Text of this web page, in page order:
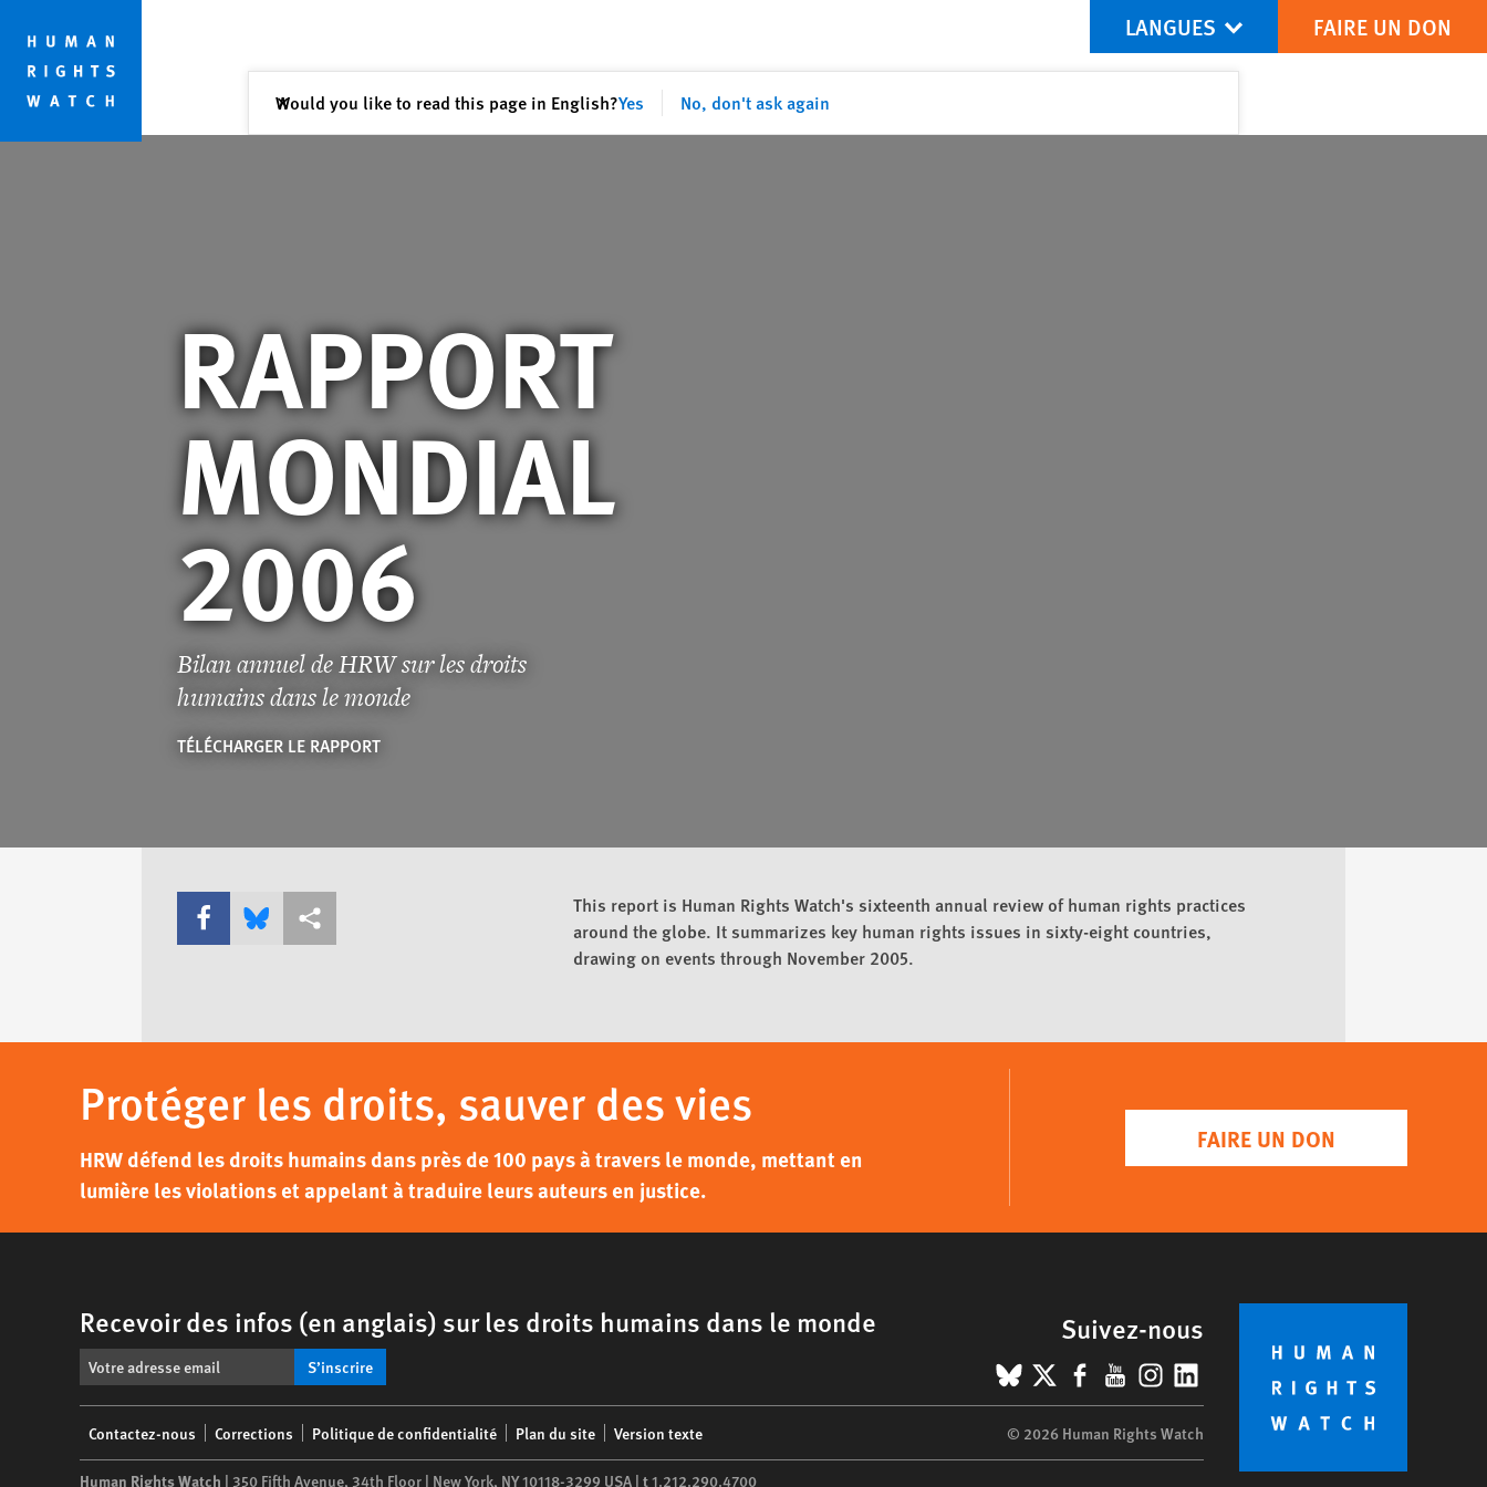
cookie
privacy
main
content
Share this via Partagez
LANGUES FAIRE UN DON
Would you like to read this page in English?Yes No, don't ask again
✕Fermer
RAPPORT
MONDIAL
2006
Bilan annuel de HRW sur les droits
humains dans le monde
TÉLÉCHARGER LE RAPPORT
This report is Human Rights Watch's sixteenth annual review of human rights practices
around the globe. It summarizes key human rights issues in sixty-eight countries,
drawing on events through November 2005.
Share this via Facebook
Share this via Bluesky
Share this via Partagez
Protéger les droits, sauver des vies
HRW défend les droits humains dans près de 100 pays à travers le monde, mettant en
lumière les violations et appelant à traduire leurs auteurs en justice.
FAIRE UN DON
Recevoir des infos (en anglais) sur les droits humains dans le monde
S’inscrire
Suivez-nous
BlueSky
X Facebook
YouTube
Instagram
LinkedIn
menu
Contactez-nous Corrections Politique de confidentialité Plan du site Version texte © 2026 Human Rights Watch
Human Rights Watch | 350 Fifth Avenue, 34th Floor | New York, NY10118-3299 USA | t1.212.290.4700